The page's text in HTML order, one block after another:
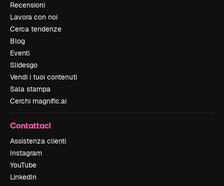
Recensioni
Lavora con noi
Cerca tendenze
Blog
Eventi
Slidesgo
Vendi i tuoi contenuti
Sala stampa
Cerchi magnific.ai
Contattaci
Assistenza clienti
Instagram
YouTube
LinkedIn